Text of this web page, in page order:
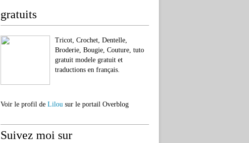
gratuits
Tricot, Crochet, Dentelle,
Broderie, Bougie, Couture, tuto
gratuit modele gratuit et
traductions en français.
Voir le profil de Lilou sur le portail Overblog
Suivez moi sur